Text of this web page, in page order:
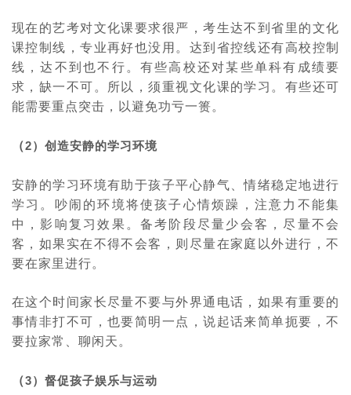
现在的艺考对文化课要求很严，考生达不到省里的文化
课控制线，专业再好也没用。达到省控线还有高校控制
线，达不到也不行。有些高校还对某些单科有成绩要
求，缺一不可。所以，须重视文化课的学习。有些还可
能需要重点突击，以避免功亏一篑。
（2）创造安静的学习环境
安静的学习环境有助于孩子平心静气、情绪稳定地进行
学习。吵闹的环境将使孩子心情烦躁，注意力不能集
中，影响复习效果。备考阶段尽量少会客，尽量不会
客，如果实在不得不会客，则尽量在家庭以外进行，不
要在家里进行。
在这个时间家长尽量不要与外界通电话，如果有重要的
事情非打不可，也要简明一点，说起话来简单扼要，不
要拉家常、聊闲天。
（3）督促孩子娱乐与运动